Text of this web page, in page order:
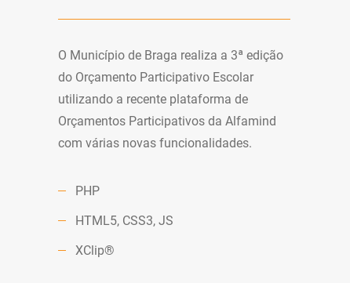
O Município de Braga realiza a 3ª edição
do Orçamento Participativo Escolar
utilizando a recente plataforma de
Orçamentos Participativos da Alfamind
com várias novas funcionalidades.
PHP
HTML5, CSS3, JS
XClip®